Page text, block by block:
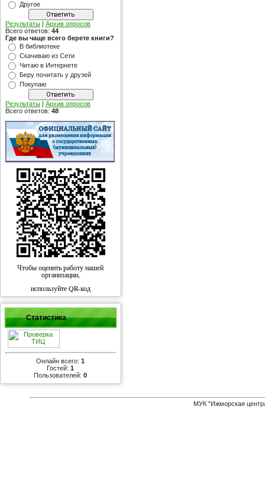
Другое
Результаты | Архив опросов
Всего ответов: 44
Где вы чаще всего берете книги?
В библиотеке
Скачиваю из Сети
Читаю в Интернете
Беру почитать у друзей
Покупаю
Результаты | Архив опросов
Всего ответов: 48
Чтобы оценить работу нашей
организации,
используйте QR-код
Статистика
Онлайн всего:1
Гостей:1
Пользователей:0
МУК "Ижморская